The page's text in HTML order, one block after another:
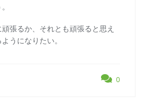
張るか、それとも頑張ると思え
うになりたい。
0